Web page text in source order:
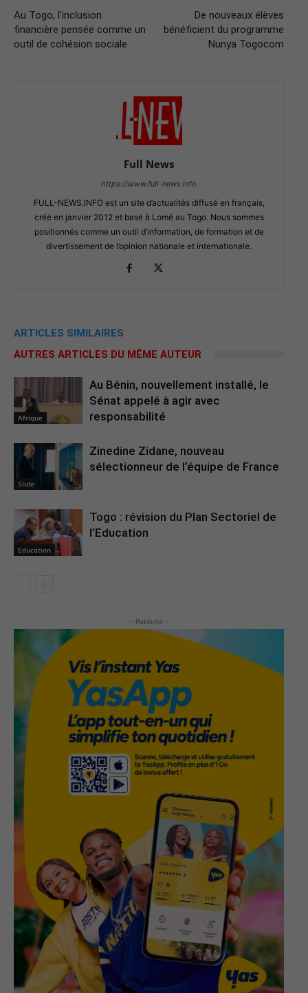
Au Togo, l’inclusion
financière pensée comme un
outil de cohésion sociale
De nouveaux élèves
bénéficient du programme
Nunya Togocom
Full News
https://www.full-news.info
FULL-NEWS.INFO est un site d’actualités diffusé en français,
créé en janvier 2012 et basé à Lomé au Togo. Nous sommes
positionnés comme un outil d’information, de formation et de
divertissement de l’opinion nationale et internationale.
ARTICLES SIMILAIRES
AUTRES ARTICLES DU MÊME AUTEUR
Afrique
Au Bénin, nouvellement installé, le
Sénat appelé à agir avec
responsabilité
Slide
Zinedine Zidane, nouveau
sélectionneur de l’équipe de France
Education
Togo : révision du Plan Sectoriel de
l’Education
- Publicité -